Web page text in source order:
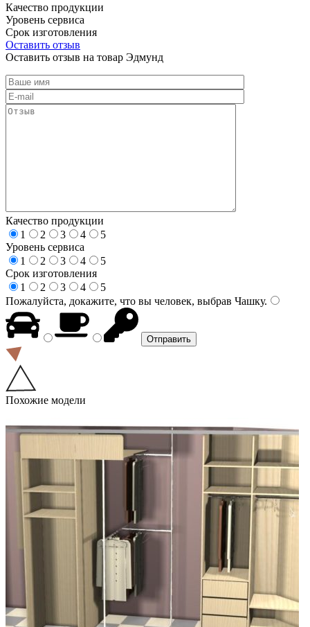
Качество продукции
Уровень сервиса
Срок изготовления
Оставить отзыв
Оставить отзыв на товар Эдмунд
Качество продукции
1
2 3 4
5
Уровень сервиса
1
2 3 4
5
Срок изготовления
1
2 3 4
5
Пожалуйста, докажите, что вы человек, выбрав Чашку.
Похожие модели